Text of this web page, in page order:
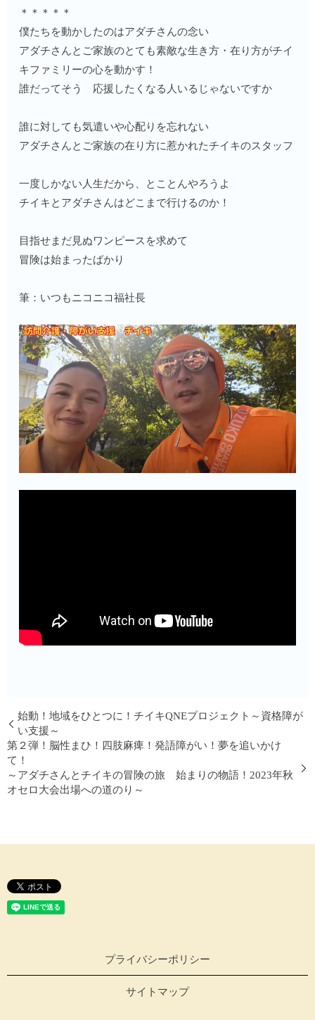
＊＊＊＊＊
僕たちを動かしたのはアダチさんの念い
アダチさんとご家族のとても素敵な生き方・在り方がチイ
キファミリーの心を動かす！
誰だってそう 応援したくなる人いるじゃないですか
誰に対しても気遣いや心配りを忘れない
アダチさんとご家族の在り方に惹かれたチイキのスタッフ
一度しかない人生だから、とことんやろうよ
チイキとアダチさんはどこまで行けるのか！
目指せまだ見ぬワンピースを求めて
冒険は始まったばかり
筆：いつもニコニコ福社長
始動！地域をひとつに！チイキQNEプロジェクト～資格障が
い支援～
第２弾！脳性まひ！四肢麻痺！発語障がい！夢を追いかけ
て！
～アダチさんとチイキの冒険の旅 始まりの物語！2023年秋
オセロ大会出場への道のり～
プライバシーポリシー
サイトマップ